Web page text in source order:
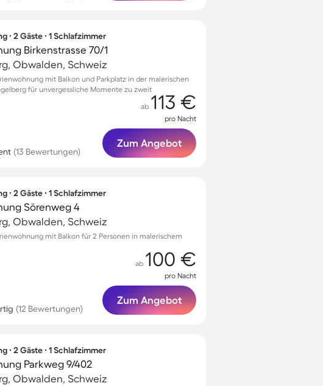
∙ 2 Gäste ∙ 1 Schlafzimmer
Birkenstrasse 70/1
Obwalden, Schweiz
mit Balkon und Parkplatz in der malerischen
für unvergessliche Momente zu zweit
(13 Bewertungen)
ab 113 €
pro Nacht
Zum Angebot
∙ 2 Gäste ∙ 1 Schlafzimmer
Sörenweg 4
Obwalden, Schweiz
mit Balkon für 2 Personen in malerischem
(12 Bewertungen)
ab 100 €
pro Nacht
Zum Angebot
∙ 2 Gäste ∙ 1 Schlafzimmer
Parkweg 9/402
Obwalden, Schweiz